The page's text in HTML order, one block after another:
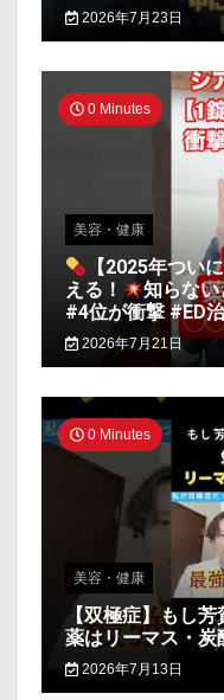
2026年7月23日
0 Minutes
美容・健康
【2025年つい
える！
知らない
#4位が衝撃 #ED
2026年7月21日
0 Minutes
美容・健康
【双極症】もし
薬はリーマス・炭
2026年7月13日